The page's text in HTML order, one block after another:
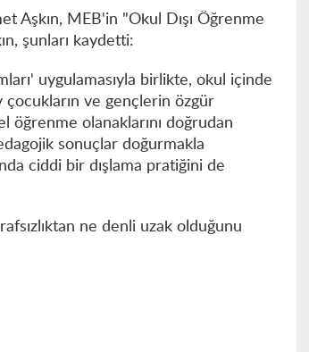
Aşkın, MEB'in "Okul Dışı Öğrenme
şunları kaydetti:
uygulamasıyla birlikte, okul içinde
ve gençlerin özgür
öğrenme olanaklarını doğrudan
sonuçlar doğurmakla
ciddi bir dışlama pratiğini de
ne denli uzak olduğunu